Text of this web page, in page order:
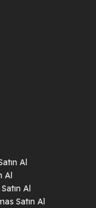
Al
Al
Al
Satın Al